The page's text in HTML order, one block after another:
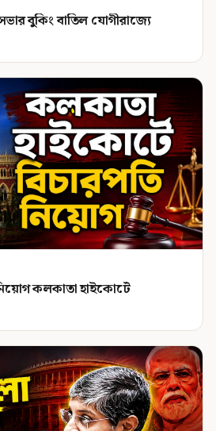
বুকিং বাতিল যোগীরাজ্যে
কলকাতা হাইকোর্টে